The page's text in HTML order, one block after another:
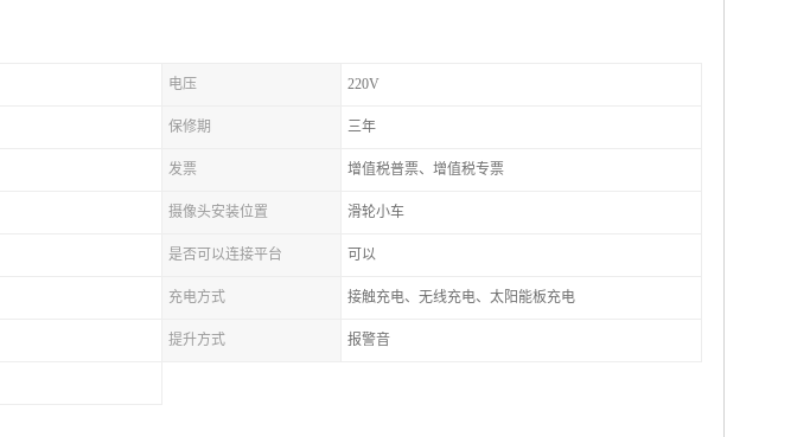
电压 220V
保修期 三年
发票 增值税普票、增值税专票
摄像头安装位置 滑轮小车
是否可以连接平台 可以
充电方式 接触充电、无线充电、太阳能板充电
提升方式 报警音